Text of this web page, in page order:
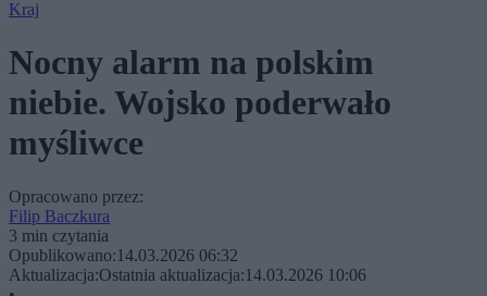
Kraj
Nocny alarm na polskim
niebie. Wojsko poderwało
myśliwce
Opracowano przez:
Filip Baczkura
3 min czytania
Opublikowano:14.03.2026 06:32
Aktualizacja:Ostatnia aktualizacja:14.03.2026 10:06